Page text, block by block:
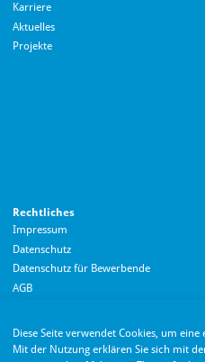
Karriere
Aktuelles
Projekte
Rechtliches
Impressum
Datenschutz
Datenschutz für Bewerbende
AGB
Diese Seite verwendet Cookies, um
Mit der Nutzung erklären Sie sich mit
Wir nutzen Langdock zur
Chatbots erklären Sie sich mit der